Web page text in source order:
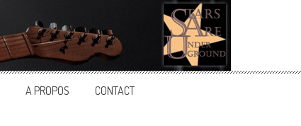
A PROPOS CONTACT